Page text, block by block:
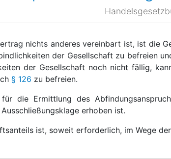
nichts anderes vereinbart ist, ist die
der Gesellschaft zu befreien
der Gesellschaft noch nicht fällig,
§ 126 zu befreien.
die Ermittlung des
erhoben ist.
ist, soweit erforderlich, im Wege